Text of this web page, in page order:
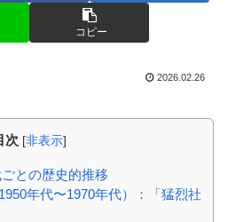
コピー
2026.02.26
次 [非表示]
との歴史的推移
年代〜1970年代）：「猛烈社